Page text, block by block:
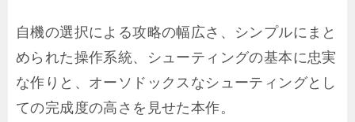
自機の選択による攻略の幅広さ、シンプルにまと
められた操作系統、シューティングの基本に忠実
な作りと、オーソドックスなシューティングとし
ての完成度の高さを見せた本作。